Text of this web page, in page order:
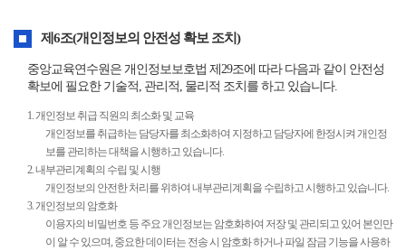
제6조(개인정보의 안전성 확보 조치)
중앙교육연수원은 개인정보보호법 제29조에 따라 다음과 같이 안전성
확보에 필요한 기술적, 관리적, 물리적 조치를 하고 있습니다.
1. 개인정보 취급 직원의 최소화 및 교육
개인정보를 취급하는 담당자를 최소화하여 지정하고 담당자에 한정시켜 개인정
보를 관리하는 대책을 시행하고 있습니다.
2. 내부관리계획의 수립 및 시행
개인정보의 안전한 처리를 위하여 내부관리계획을 수립하고 시행하고 있습니다.
3. 개인정보의 암호화
이용자의 비밀번호 등 주요 개인정보는 암호화하여 저장 및 관리되고 있어 본인만
이 알 수 있으며, 중요한 데이터는 전송 시 암호화 하거나 파일 잠금 기능을 사용하